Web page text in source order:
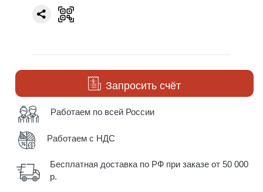
Запросить счёт
Работаем по всей России
Работаем с НДС
Бесплатная доставка по РФ при заказе от 50 000
р.